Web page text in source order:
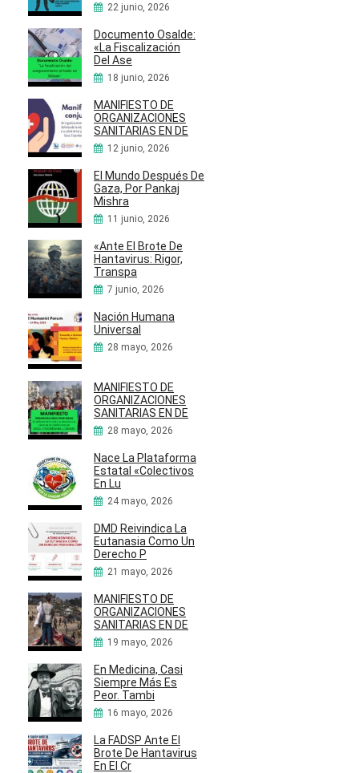
22 junio, 2026
Documento Osalde:
«La Fiscalización
Del Ase
18 junio, 2026
MANIFIESTO DE
ORGANIZACIONES
SANITARIAS EN DE
12 junio, 2026
El Mundo Después De
Gaza, Por Pankaj
Mishra
11 junio, 2026
«Ante El Brote De
Hantavirus: Rigor,
Transpa
7 junio, 2026
Nación Humana
Universal
28 mayo, 2026
MANIFIESTO DE
ORGANIZACIONES
SANITARIAS EN DE
28 mayo, 2026
Nace La Plataforma
Estatal «Colectivos
En Lu
24 mayo, 2026
DMD Reivindica La
Eutanasia Como Un
Derecho P
21 mayo, 2026
MANIFIESTO DE
ORGANIZACIONES
SANITARIAS EN DE
19 mayo, 2026
En Medicina, Casi
Siempre Más Es
Peor. Tambi
16 mayo, 2026
La FADSP Ante El
Brote De Hantavirus
En El Cr